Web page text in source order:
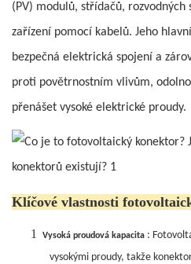
(PV) modulů, střídačů,
zařízení pomocí kabelů. Jeho
bezpečná elektrická spojení a
proti povětrnostním vlivům,
přenášet vysoké elektrické proudy.
Klíčové vlastnosti
1 Vysoká proudová kapacita :
vysokými proudy, takže